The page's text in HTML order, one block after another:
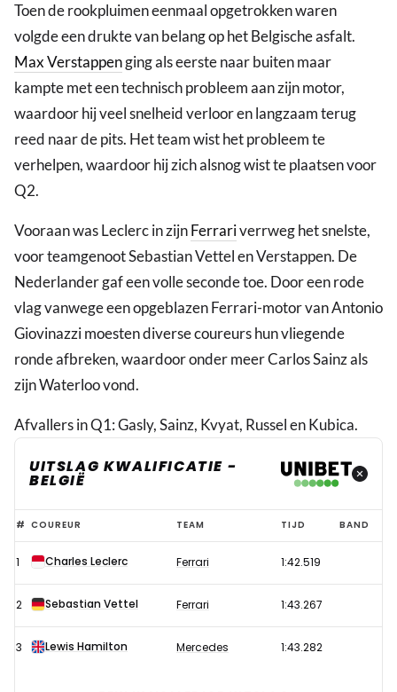
Toen de rookpluimen eenmaal opgetrokken waren
volgde een drukte van belang op het Belgische asfalt.
Max Verstappenging als eerste naar buiten maar
kampte met een technisch probleem aan zijn motor,
waardoor hij veel snelheid verloor en langzaam terug
reed naar de pits. Het team wist het probleem te
verhelpen, waardoor hij zich alsnog wist te plaatsen voor
Q2.
Vooraan was Leclerc in zijnFerrariverrweg het snelste,
voor teamgenoot Sebastian Vettel en Verstappen. De
Nederlander gaf een volle seconde toe. Door een rode
vlag vanwege een opgeblazen Ferrari-motor van Antonio
Giovinazzi moesten diverse coureurs hun vliegende
ronde afbreken, waardoor onder meer Carlos Sainz als
zijn Waterloo vond.
Afvallers in Q1: Gasly, Sainz, Kvyat, Russel en Kubica.
UITSLAG KWALIFICATIE -
BELGIË
Verstappen
kansloos
voor
pole,
overtuigend
# COUREUR TEAM TIJD BAND
1 Charles Leclerc Ferrari 1:42.519
2 Sebastian Vettel Ferrari 1:43.267
3 Lewis Hamilton Mercedes 1:43.282